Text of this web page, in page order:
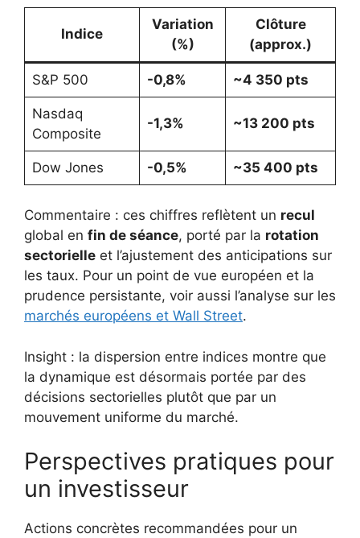
Indice
Variation
(%)
Clôture
(approx.)
S&P 500 -0,8% ~4 350 pts
Nasdaq
Composite
-1,3% ~13 200 pts
Dow Jones -0,5% ~35 400 pts
Commentaire : ces chiffres reflètent un recul
global en fin de séance, porté par la rotation
sectorielle et l’ajustement des anticipations sur
les taux. Pour un point de vue européen et la
prudence persistante, voir aussi l’analyse sur les
marchés européens et Wall Street.
Insight : la dispersion entre indices montre que
la dynamique est désormais portée par des
décisions sectorielles plutôt que par un
mouvement uniforme du marché.
Perspectives pratiques pour
un investisseur
Actions concrètes recommandées pour un